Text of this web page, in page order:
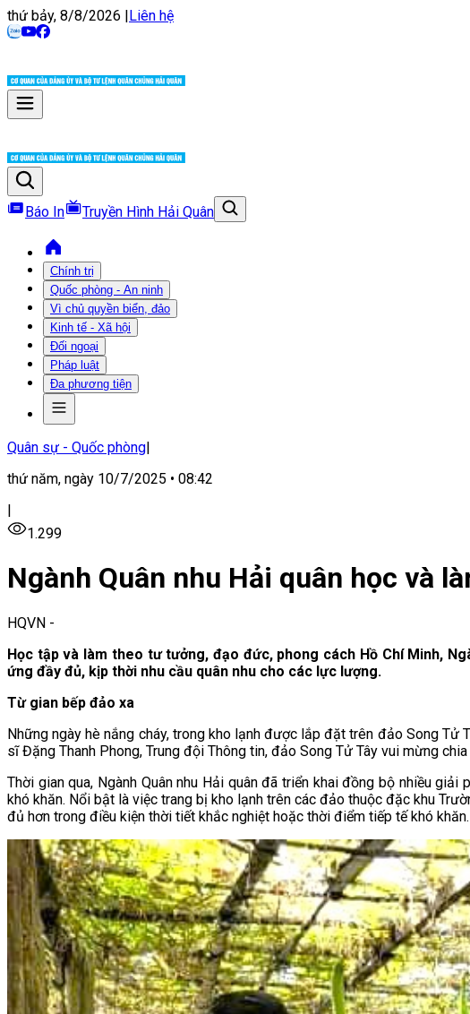
thứ bảy, 8/8/2026 |Liên hệ
Báo In Truyền Hình Hải Quân
Chính trị
Quốc phòng - An ninh
Vì chủ quyền biển, đảo
Kinh tế - Xã hội
Đối ngoại
Pháp luật
Đa phương tiện
Quân sự - Quốc phòng|
thứ năm, ngày 10/7/2025 • 08:42
|
1.299
Ngành Quân nhu Hải quân học và
HQVN -
Học tập và làm theo tư tưởng, đạo đức, phong cách Hồ Chí Minh,
ứng đầy đủ, kịp thời nhu cầu quân nhu cho các lực lượng.
Từ gian bếp đảo xa
Những ngày hè nắng cháy, trong kho lạnh được lắp đặt trên đảo Song Tử
sĩ Đặng Thanh Phong, Trung đội Thông tin, đảo Song Tử Tây vui mừng
Thời gian qua, Ngành Quân nhu Hải quân đã triển khai đồng bộ nhiều
khó khăn. Nổi bật là việc trang bị kho lạnh trên các đảo thuộc đặc khu
đủ hơn trong điều kiện thời tiết khắc nghiệt hoặc thời điểm tiếp tế khó khăn.